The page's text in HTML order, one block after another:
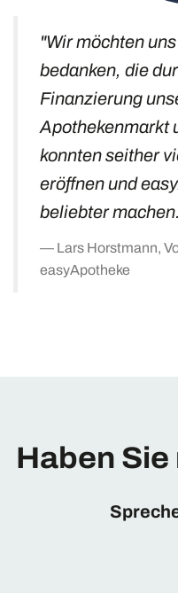
"Wir möchten
bedanken, die
Finanzierung
Apothekenmarkt
konnten seither
eröffnen und
beliebter
Lars Horstmann,
easyApotheke
Haben